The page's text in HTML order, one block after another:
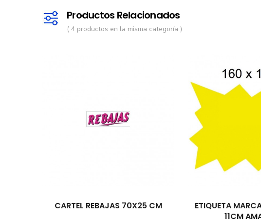
Productos Relacionados
( 4 productos en la misma categoría )
CARTEL REBAJAS 70X25 CM
ETIQUETA
11CM